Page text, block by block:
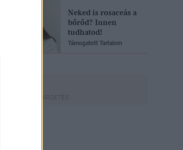
Neked is rosaceás a
bőrőd? Innen
tudhatod!
Támogatott Tartalom